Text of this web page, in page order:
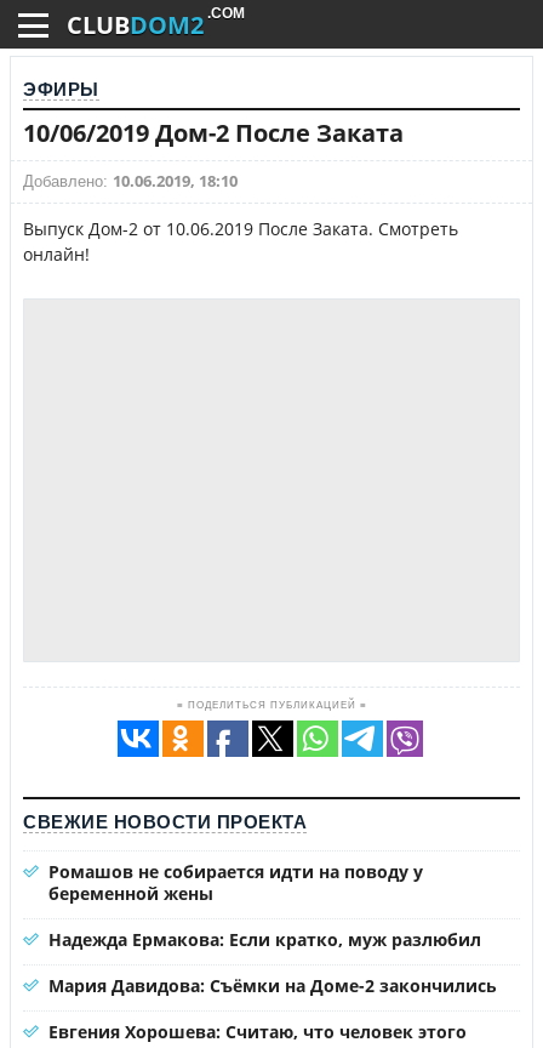
CLUBDOM2 .COM
ЭФИРЫ
10/06/2019 Дом-2 После Заката
Добавлено: 10.06.2019, 18:10
Выпуск Дом-2 от 10.06.2019 После Заката. Смотреть
онлайн!
≡ ПОДЕЛИТЬСЯ ПУБЛИКАЦИЕЙ ≡
СВЕЖИЕ НОВОСТИ ПРОЕКТА
Ромашов не собирается идти на поводу у
беременной жены
Надежда Ермакова: Если кратко, муж разлюбил
Мария Давидова: Съёмки на Доме-2 закончились
Евгения Хорошева: Считаю, что человек этого